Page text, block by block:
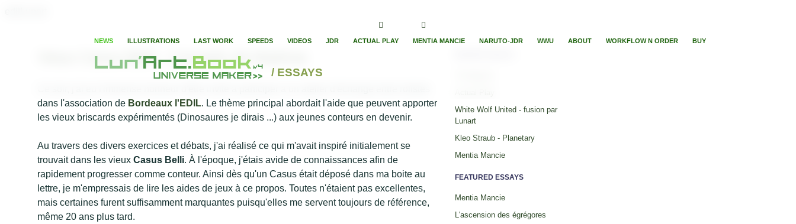
NEWS ILLUSTRATIONS LAST WORK SPEEDS VIDEOS JDR ACTUAL PLAY MENTIA MANCIE NARUTO-JDR WWU ABOUT WORKFLOW N ORDER BUY
/ ESSAYS
Vieux Casus Belli - Conseils de Maitrise
dans l'association de Bordeaux l'EDIL. Le thème principal abordait l'aide que peuvent apporter
les vieux briscards expérimentés (Dinosaures je dirais ...) aux jeunes conteurs en devenir.
Au travers des divers exercices et débats, j'ai réalisé ce qui m'avait inspiré initialement se
trouvait dans les vieux Casus Belli. À l'époque, j'étais avide de connaissances afin de
rapidement progresser comme conteur. Ainsi dès qu'un Casus était déposé dans ma boite au
lettre, je m'empressais de lire les aides de jeux à ce propos. Toutes n'étaient pas excellentes,
mais certaines furent suffisamment marquantes puisqu'elles me servent toujours de référence,
même 20 ans plus tard.
White Wolf United - fusion par
Lunart
Kleo Straub - Planetary
Mentia Mancie
FEATURED ESSAYS
Mentia Mancie
L'ascension des égrégores